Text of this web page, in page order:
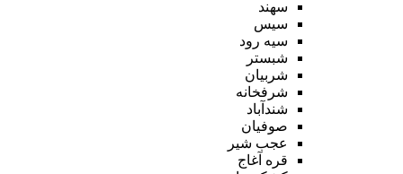
سهند
سیس
سیه رود
شبستر
شربیان
شرفخانه
شندآباد
صوفیان
عجب شیر
قره آغاج